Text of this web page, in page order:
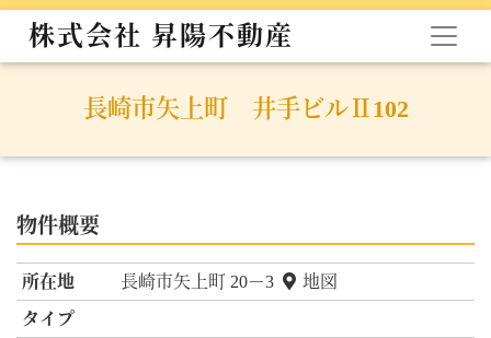
株式会社 昇陽不動産
長崎市矢上町 井手ビルⅡ102
物件概要
所在地 長崎市矢上町 20－3
地図
タイプ